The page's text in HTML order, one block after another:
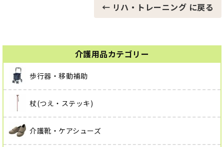
介護用品カテゴリー
歩行器・移動補助
杖(つえ・ステッキ)
介護靴・ケアシューズ
← リハ・トレーニング に戻る